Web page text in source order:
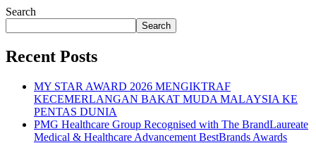
Search
Search
Recent Posts
MY STAR AWARD 2026 MENGIKTRAF
KECEMERLANGAN BAKAT MUDA MALAYSIA KE
PENTAS DUNIA
PMG Healthcare Group Recognised with The BrandLaureate
Medical & Healthcare Advancement BestBrands Awards